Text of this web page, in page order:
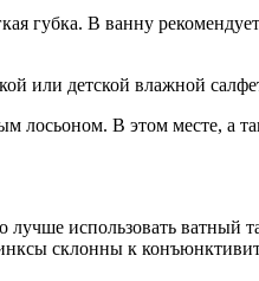
губка. В ванну
или детской влажной
лосьоном. В этом месте, а
лучше использовать
склонны к